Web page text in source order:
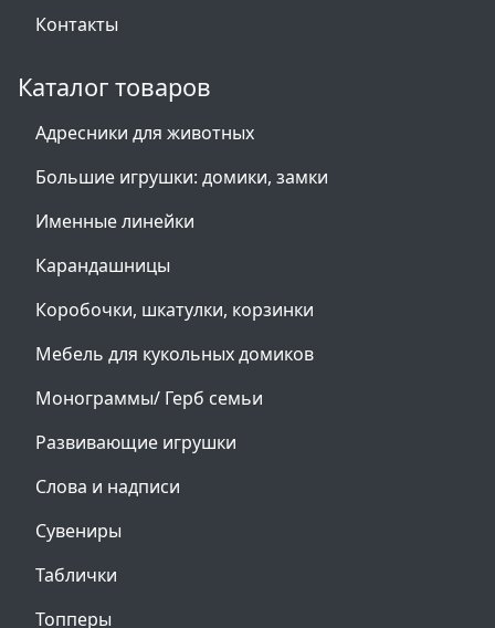
Контакты
Каталог товаров
Адресники для животных
Большие игрушки: домики, замки
Именные линейки
Карандашницы
Коробочки, шкатулки, корзинки
Мебель для кукольных домиков
Монограммы/ Герб семьи
Развивающие игрушки
Слова и надписи
Сувениры
Таблички
Топперы